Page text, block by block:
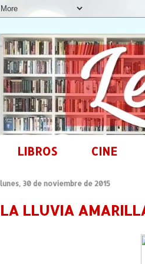
LIBROS CINE
lunes, 30 de noviembre de 2015
LA LLUVIA